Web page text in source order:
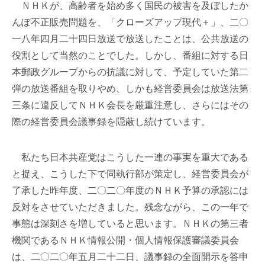
ＮＨＫが、高齢者を始め多く国民の被害を及ぼしたか
んぽ不正販売問題を、「クローズアップ現代＋」、二〇
一八年四月二十四日放送で放送したことは、公共放送の
役割として当然のことでした。しかし、番組に対する日
本郵政グループからの抗議に対して、予定していた第二
弾の放送番組を取りやめ、しかも経営委員会は放送法第
三条に違反してＮＨＫ会長を厳重注意し、さらにはその
際の経営委員会議事録を隠蔽し続けています。
私たち日本共産党はこうした一連の事実を重大である
と捉え、こうした下で同執行部が策定し、経営委員会が
了承した昨年度、二〇二〇年度のＮＨＫ予算の承認には
反対をさせていただきました。残念ながら、この一年で
事態は深刻さを増していると思います。ＮＨＫの第三者
機関であるＮＨＫ情報公開・個人情報保護審議委員会
は、二〇二〇年五月二十二日、議事録の全面開示を答申